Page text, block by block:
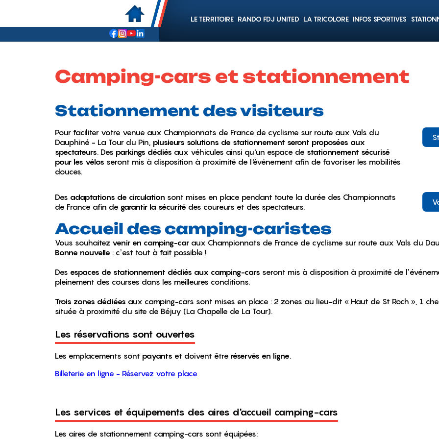
LE TERRITOIRE RANDO FDJ UNITED LA TRICOLORE INFOS SPORTIVES
Camping-cars et stationnement
Stationnement des visiteurs
Pour faciliter votre venue aux Championnats de France de cyclisme sur route aux Vals du
Dauphiné - La Tour du Pin, plusieurs solutions de stationnement seront proposées aux
spectateurs. Des parkings dédiés aux véhicules ainsi qu'un espace de stationnement sécurisé
pour les vélos seront mis à disposition à proximité de l'événement afin de favoriser les mobilités
douces.
Des adaptations de circulation sont mises en place pendant toute la durée des Championnats
de France afin de garantir la sécurité des coureurs et des spectateurs.
Accueil des camping-caristes
Vous souhaitez venir en camping-car aux Championnats de France de cyclisme sur route aux Vals du
Bonne nouvelle : c’est tout à fait possible !
Des espaces de stationnement dédiés aux camping-cars seront mis à disposition à proximité de
pleinement des courses dans les meilleures conditions.
Trois zones dédiées aux camping-cars sont mises en place : 2 zones au lieu-dit « Haut de St Roch », 1
située à proximité du site de Béjuy (La Chapelle de La Tour).
Les réservations sont ouvertes
Les emplacements sont payants et doivent être réservés en ligne.
Billeterie en ligne - Réservez votre place
Les services et équipements des aires d'accueil camping-cars
Les aires de stationnement camping-cars sont équipées: